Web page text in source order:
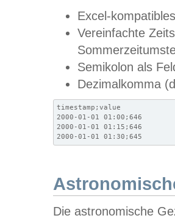
Excel-
Vereinfachte
Semikolon als
Dezimalkomma
timestamp;value
2000-01-01 01:00;646
2000-01-01 01:15;646
2000-01-01 01:30;645
Die astronomische